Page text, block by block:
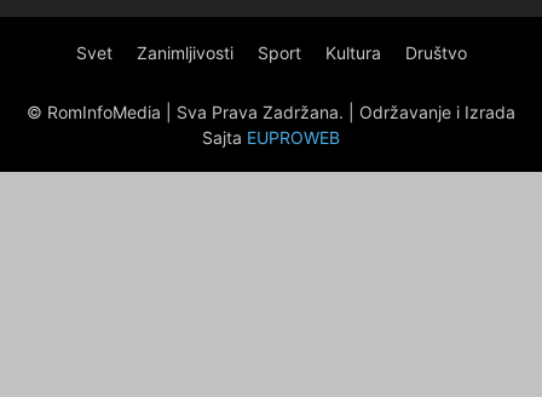
Svet Zanimljivosti Sport Kultura Društvo
© RomInfoMedia | Sva Prava Zadržana. | Održavanje i Izrada
Sajta EUPROWEB